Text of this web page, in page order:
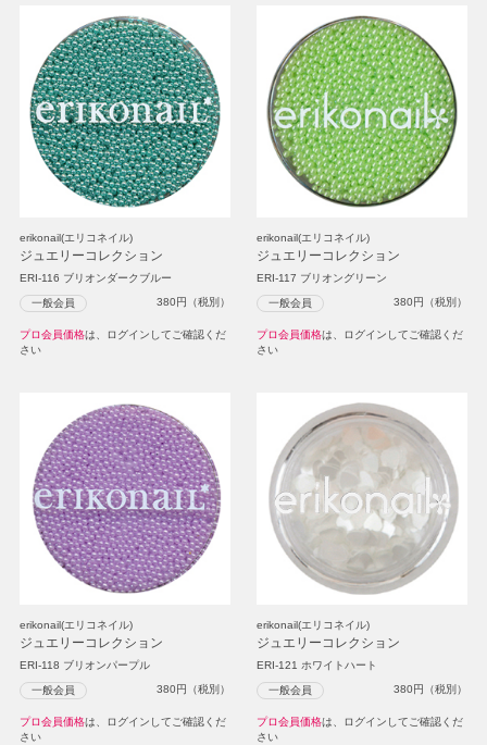
erikonail(エリコネイル)
ジュエリーコレクション
ERI-116 ブリオンダークブルー
一般会員 380円（税別）
プロ会員価格は、ログインしてご確認くだ
さい
erikonail(エリコネイル)
ジュエリーコレクション
ERI-117 ブリオングリーン
一般会員 380円（税別）
プロ会員価格は、ログインしてご確認くだ
さい
erikonail(エリコネイル)
ジュエリーコレクション
ERI-118 ブリオンパープル
一般会員 380円（税別）
プロ会員価格は、ログインしてご確認くだ
さい
erikonail(エリコネイル)
ジュエリーコレクション
ERI-121 ホワイトハート
一般会員 380円（税別）
プロ会員価格は、ログインしてご確認くだ
さい